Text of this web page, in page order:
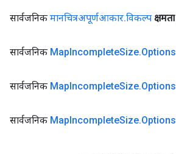
सार्वजनिक मानचित्रअपूर्णआकार.विकल्प क्षमता
सार्वजनिक MapIncompleteSize.Options
सार्वजनिक MapIncompleteSize.Options
सार्वजनिक MapIncompleteSize.Options